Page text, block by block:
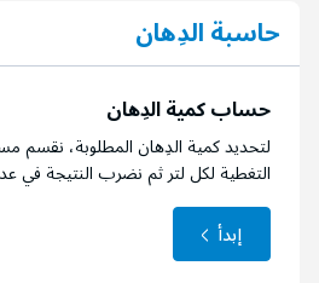
حاسبة الدِهان
حساب كمية الدِهان
لتحديد كمية الدِهان المطلوبة،
التغطية لكل لتر ثم نضرب النتيجة في
إبدأ